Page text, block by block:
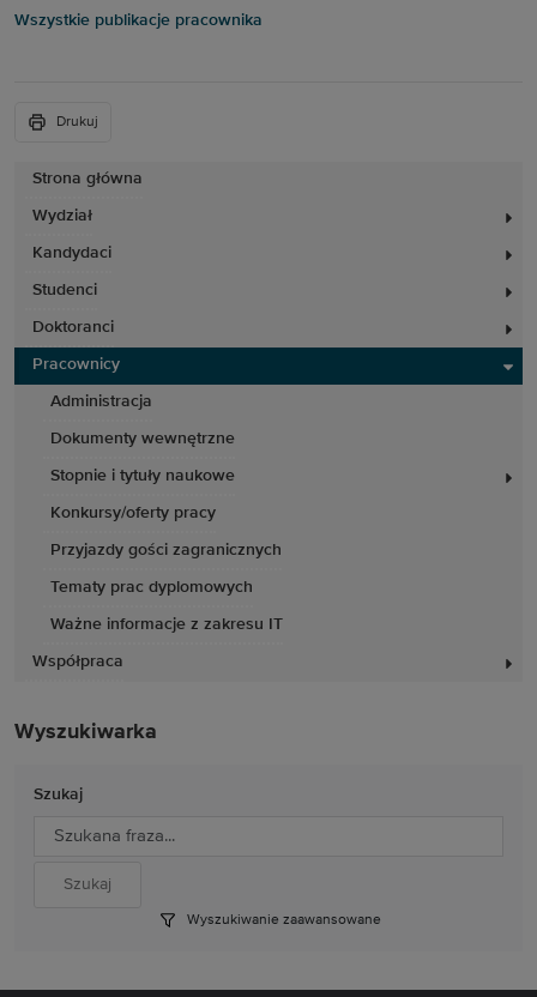
Strona główna
Wydział
Kandydaci
Studenci
Doktoranci
Pracownicy
Administracja
Dokumenty wewnętrzne
Stopnie i tytuły naukowe
Konkursy/oferty pracy
Przyjazdy gości zagranicznych
Tematy prac dyplomowych
Ważne informacje z zakresu IT
Współpraca
Wyszukiwarka
Szukaj
Wyszukiwanie zaawansowane
Wszystkie publikacje pracownika
Drukuj